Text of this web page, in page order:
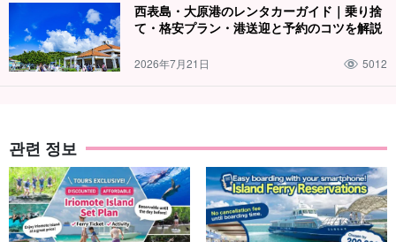
가이드는 모두
절하게 강의해 드리니 어린아이부터 수영을 잘 못하는 분들도 부담
없이 참여하실 수 있습니다!
西表島・大原港のレンタカーガイド｜乗り捨
て・格安プラン・港送迎と予約のコツを解説
2026年7月21日 5012
관련 정보